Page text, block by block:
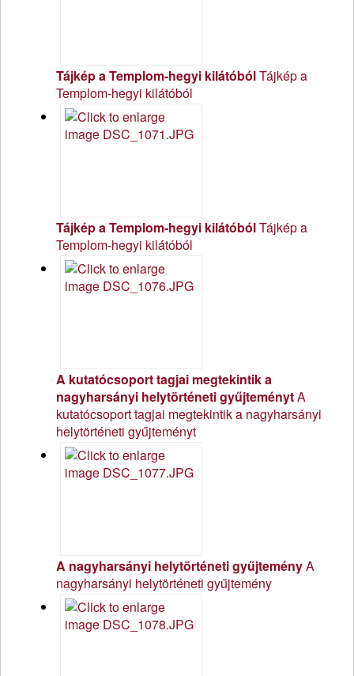
Tájkép a Templom-hegyi kilátóbólTájkép a
Templom-hegyi kilátóból
Tájkép a Templom-hegyi kilátóbólTájkép a
Templom-hegyi kilátóból
A kutatócsoport tagjai megtekintik a
nagyharsányi helytörténeti gyűjteménytA
kutatócsoport tagjai megtekintik a nagyharsányi
helytörténeti gyűjteményt
A nagyharsányi helytörténeti gyűjteményA
nagyharsányi helytörténeti gyűjtemény